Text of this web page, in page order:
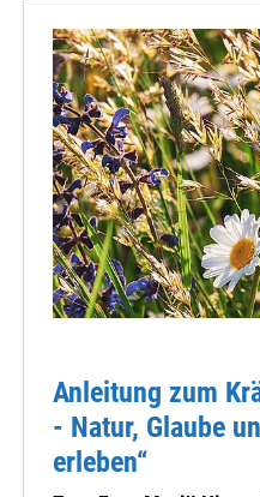
Anleitung zum
- Natur, Glaube
erleben“